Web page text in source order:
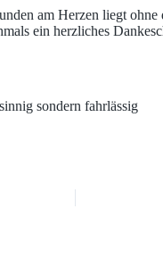
am Herzen liegt
ein herzliches
sondern fahrlässig